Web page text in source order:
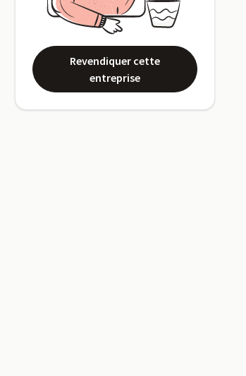
Revendiquer cette
entreprise